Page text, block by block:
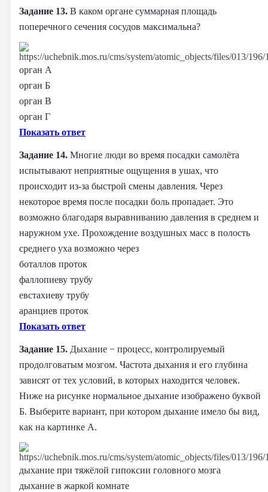
Задание 13. В каком органе суммарная площадь
поперечного сечения сосудов максимальна?
орган А
орган Б
орган В
орган Г
Показать ответ
Задание 14. Многие люди во время посадки самолёта
испытывают неприятные ощущения в ушах, что
происходит из-за быстрой смены давления. Через
некоторое время после посадки боль пропадает. Это
возможно благодаря выравниванию давления в среднем и
наружном ухе. Прохождение воздушных масс в полость
среднего уха возможно через
боталлов проток
фаллопиеву трубу
евстахиеву трубу
аранциев проток
Показать ответ
Задание 15. Дыхание − процесс, контролируемый
продолговатым мозгом. Частота дыхания и его глубина
зависят от тех условий, в которых находится человек.
Ниже на рисунке нормальное дыхание изображено буквой
Б. Выберите вариант, при котором дыхание имело бы вид,
как на картинке А.
дыхание при тяжёлой гипоксии головного мозга
дыхание в жаркой комнате